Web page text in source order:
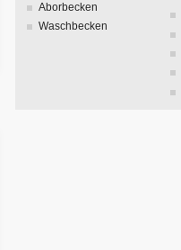
Aborbecken
Waschbecken